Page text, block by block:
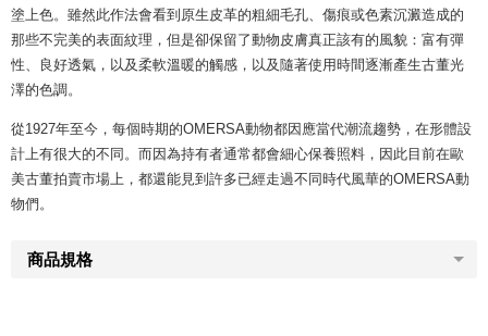
塗上色。雖然此作法會看到原生皮革的粗細毛孔、傷痕或色素沉澱造成的
那些不完美的表面紋理，但是卻保留了動物皮膚真正該有的風貌：富有彈
性、良好透氣，以及柔軟溫暖的觸感，以及隨著使用時間逐漸產生古董光
澤的色調。
從1927年至今，每個時期的OMERSA動物都因應當代潮流趨勢，在形體設
計上有很大的不同。而因為持有者通常都會細心保養照料，因此目前在歐
美古董拍賣市場上，都還能見到許多已經走過不同時代風華的OMERSA動
物們。
商品規格